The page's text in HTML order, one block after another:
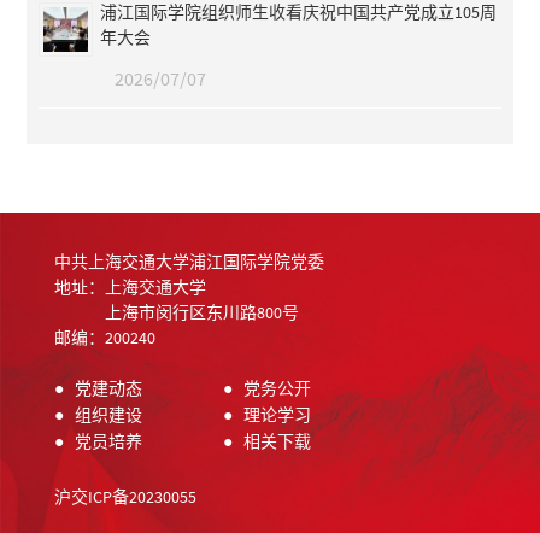
浦江国际学院组织师生收看庆祝中国共产党成立105周
年大会
2026/07/07
中共上海交通大学浦江国际学院党委
地址：上海交通大学
上海市闵行区东川路800号
邮编：200240
●党建动态
● 组织建设
● 党员培养
● 党务公开
● 理论学习
● 相关下载
沪交ICP备20230055